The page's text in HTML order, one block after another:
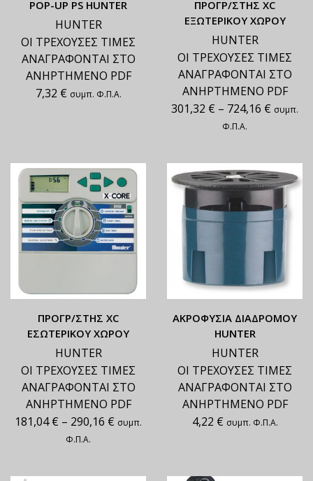
ΡΟΡ-UP PS HUNTER
HUNTER
ΟΙ ΤΡΕΧΟΥΣΕΣ ΤΙΜΕΣ
ΑΝΑΓΡΑΦΟΝΤΑΙ ΣΤΟ
ΑΝΗΡΤΗΜΕΝΟ PDF
7,32 € συμπ. Φ.Π.Α.
ΠΡΟΓΡ/ΣΤΗΣ XC
ΕΞΩΤΕΡΙΚΟΥ ΧΩΡΟΥ
HUNTER
ΟΙ ΤΡΕΧΟΥΣΕΣ ΤΙΜΕΣ
ΑΝΑΓΡΑΦΟΝΤΑΙ ΣΤΟ
ΑΝΗΡΤΗΜΕΝΟ PDF
301,32 € – 724,16 € συμπ.
Φ.Π.Α.
ΠΡΟΓΡ/ΣΤΗΣ XC
ΕΣΩΤΕΡΙΚΟΥ ΧΩΡΟΥ
HUNTER
ΟΙ ΤΡΕΧΟΥΣΕΣ ΤΙΜΕΣ
ΑΝΑΓΡΑΦΟΝΤΑΙ ΣΤΟ
ΑΝΗΡΤΗΜΕΝΟ PDF
181,04€ – 290,16 € συμπ.
Φ.Π.Α.
ΑΚΡΟΦΥΣΙΑ ΔΙΑΔΡΟΜΟΥ
HUNTER
HUNTER
ΟΙ ΤΡΕΧΟΥΣΕΣ ΤΙΜΕΣ
ΑΝΑΓΡΑΦΟΝΤΑΙ ΣΤΟ
ΑΝΗΡΤΗΜΕΝΟ PDF
4,22 € συμπ. Φ.Π.Α.